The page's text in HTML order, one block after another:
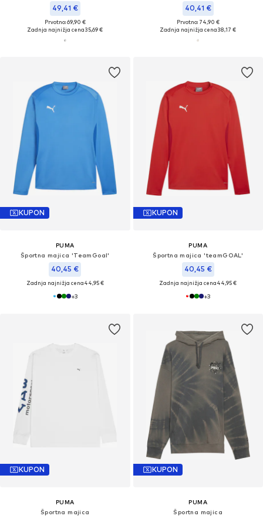
49,41 €
Prvotno: 69,90 €
Zadnja najnižja cena35,69 €
40,41 €
Prvotno: 74,90 €
Zadnja najnižja cena38,17 €
KUPON
PUMA
Športna majica 'TeamGoal'
40,45 €
Zadnja najnižja cena44,95 €
+3
KUPON
PUMA
Športna majica 'teamGOAL'
40,45 €
Zadnja najnižja cena44,95 €
+3
KUPON
PUMA
Športna majica
KUPON
PUMA
Športna majica